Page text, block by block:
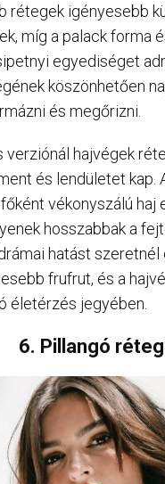
rétegek igényesebb
míg a palack forma
egyediséget
köszönhetően
és megőrizni.
verziónál hajvégek
és lendületet kap.
vékonyszálú haj
hosszabbak a
hatást szeretnél
frufrut, és a
életérzés jegyében.
6. Pillangó